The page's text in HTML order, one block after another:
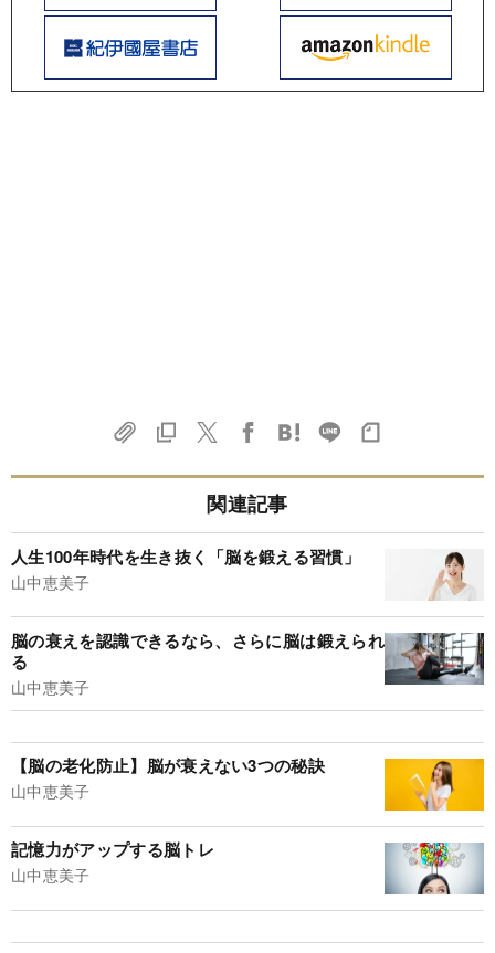
関連記事
人生100年時代を生き抜く「脳を鍛える習慣」
山中恵美子
脳の衰えを認識できるなら、さらに脳は鍛えられ
る
山中恵美子
【脳の老化防止】脳が衰えない3つの秘訣
山中恵美子
記憶力がアップする脳トレ
山中恵美子